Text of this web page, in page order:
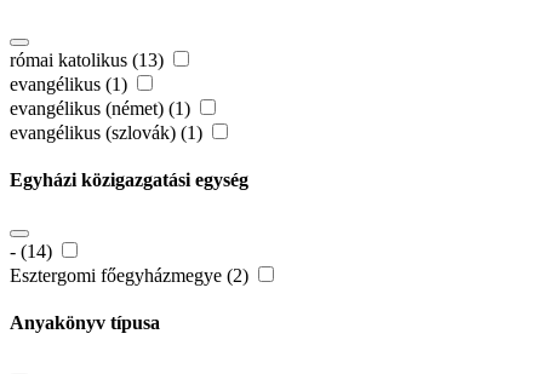
római katolikus (13)
evangélikus (1)
evangélikus (német) (1)
evangélikus (szlovák) (1)
Egyházi közigazgatási egység
- (14)
Esztergomi főegyházmegye (2)
Anyakönyv típusa